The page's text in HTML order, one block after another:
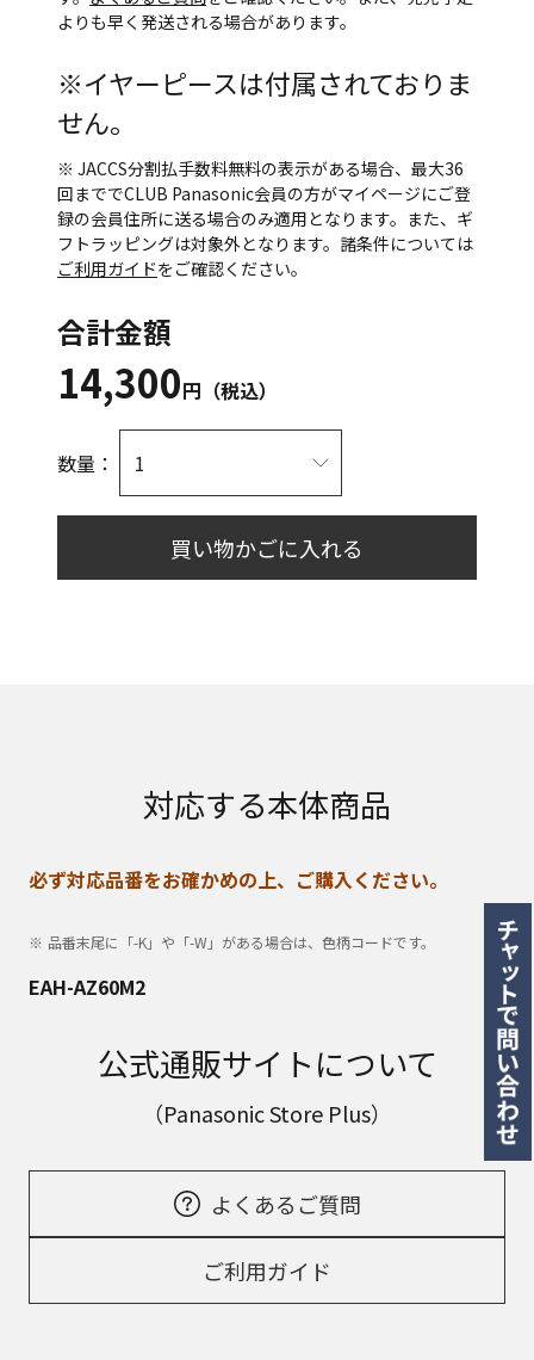
よりも早く発送される場合があります。
※イヤーピースは付属されておりま
せん。
※ JACCS分割払手数料無料の表示がある場合、最大36
回まででCLUB Panasonic会員の方がマイページにご登
録の会員住所に送る場合のみ適用となります。また、ギ
フトラッピングは対象外となります。諸条件については
ご利用ガイドをご確認ください。
合計金額
14,300円（税込）
数量：
買い物かごに入れる
対応する本体商品
必ず対応品番をお確かめの上、ご購入ください。
品番末尾に「-K」や「-W」がある場合は、色柄コードです。
EAH-AZ60M2
公式通販サイトについて
（Panasonic Store Plus）
よくあるご質問
ご利用ガイド